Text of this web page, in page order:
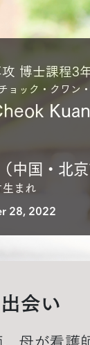
博士課程3
ョック・クワン
中国・北京
まれ
28, 2022
会い